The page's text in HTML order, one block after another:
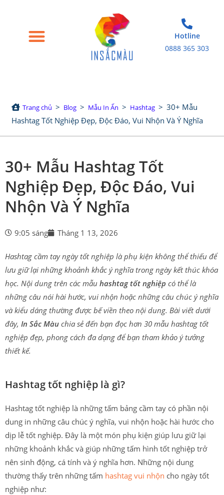
Hotline
0888 365 303
Trang chủ > Blog > Mẫu In Ấn > Hashtag > 30+ Mẫu
Hashtag Tốt Nghiệp Đẹp, Độc Đáo, Vui Nhộn Và Ý Nghĩa
30+ Mẫu Hashtag Tốt
Nghiệp Đẹp, Độc Đáo, Vui
Nhộn Và Ý Nghĩa
9:05 sáng Tháng 1 13, 2026
Hashtag cầm tay ngày tốt nghiệp là phụ kiện không thể thiếu để
lưu giữ lại những khoảnh khắc ý nghĩa trong ngày kết thúc khóa
học. Nội dung trên các mẫu hashtag tốt nghiệp có thể là
những câu nói hài hước, vui nhộn hoặc những câu chúc ý nghĩa
và kiểu dáng thường được bế viền theo nội dung. Bài viết dưới
đây, In Sắc Màu chia sẻ đến bạn đọc hơn 30 mẫu hashtag tốt
nghiệp đẹp, phong cách đa dạng để bạn tham khảo ý tưởng
thiết kế.
Hashtag tốt nghiệp là gì?
Hashtag tốt nghiệp là những tấm bảng cầm tay có phần nội
dung in những câu chúc ý nghĩa, vui nhộn hoặc hài hước cho
dịp lễ tốt nghiệp. Đây là một món phụ kiện giúp lưu giữ lại
những khoảnh khắc và giúp những tấm hình tốt nghiệp trở
nên sinh động, cá tính và ý nghĩa hơn. Những nội dung
thường thấy trên những tấm hashtag vui nhộn cho ngày tốt
nghiệp như: